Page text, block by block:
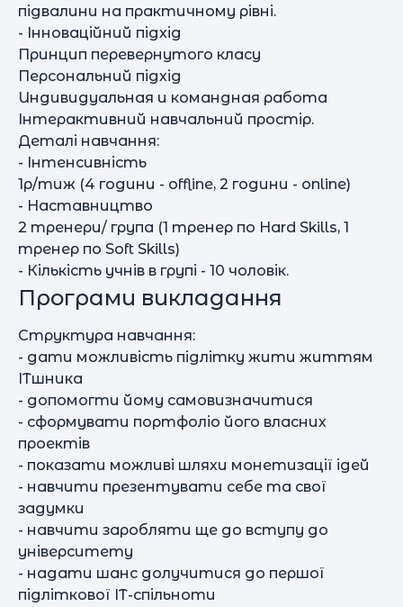
підвалини на практичному рівні.
- Інноваційний підхід
Принцип перевернутого класу
Персональний підхід
Индивидуальная и командная работа
Інтерактивний навчальний простір.
Деталі навчання:
- Інтенсивність
1р/тиж (4 години - offline, 2 години - оnline)
- Наставництво
2 тренери/ група (1 тренер по Hard Skills, 1
тренер по Soft Skills)
- Кількість учнів в групі - 10 чоловік.
Програми викладання
Структура навчання:
- дати можливість підлітку жити життям
ІТшника
- допомогти йому самовизначитися
- сформувати портфоліо його власних
проектів
- показати можливі шляхи монетизації ідей
- навчити презентувати себе та свої
задумки
- навчити заробляти ще до вступу до
університету
- надати шанс долучитися до першої
підліткової ІТ-спільноти